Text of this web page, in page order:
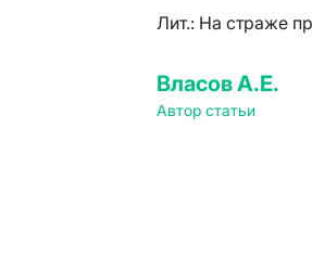
Лит.: На страже
Власов А.Е.
Автор статьи